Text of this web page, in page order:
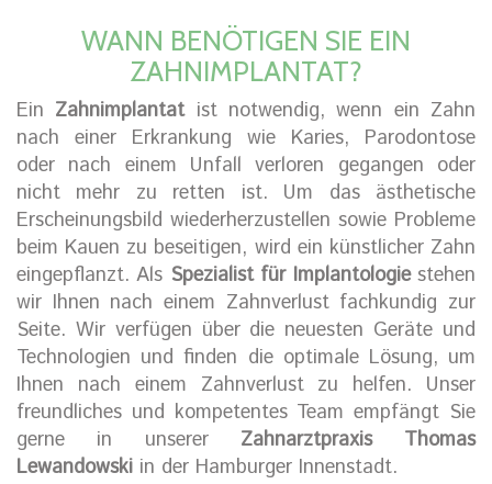
WANN BENÖTIGEN SIE EIN
ZAHNIMPLANTAT?
Ein Zahnimplantatist notwendig, wenn ein Zahn
nach einer Erkrankung wie Karies, Parodontose
oder nach einem Unfall verloren gegangen oder
nicht mehr zu retten ist. Um das ästhetische
Erscheinungsbild wiederherzustellen sowie Probleme
beim Kauen zu beseitigen, wird ein künstlicher Zahn
eingepflanzt. Als Spezialist für Implantologiestehen
wir Ihnen nach einem Zahnverlust fachkundig zur
Seite. Wir verfügen über die neuesten Geräte und
Technologien und finden die optimale Lösung, um
Ihnen nach einem Zahnverlust zu helfen. Unser
freundliches und kompetentes Team empfängt Sie
gerne in unserer Zahnarztpraxis Thomas
Lewandowski in der Hamburger Innenstadt.